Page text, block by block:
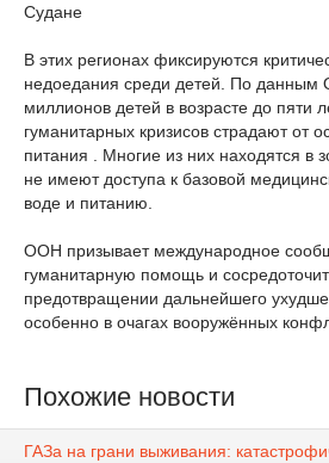
Судане
В этих регионах фиксируются
недоедания среди детей. По данным
миллионов детей в возрасте до пяти
гуманитарных кризисов страдают от
питания . Многие из них находятся в
не имеют доступа к базовой
воде и питанию.
ООН призывает международное
гуманитарную помощь и
предотвращении дальнейшего
особенно в очагах вооружённых
Похожие новости
ГАЗа на грани выживания: